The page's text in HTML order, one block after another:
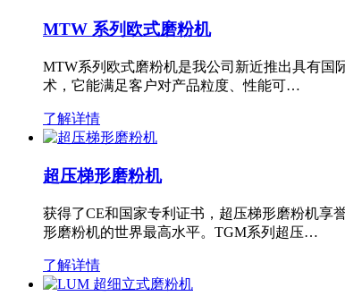
MTW 系列欧式磨粉机
MTW系列欧式磨粉机是我公司新近推出具有
术，它能满足客户对产品粒度、性能可…
了解详情
超压梯形磨粉机
获得了CE和国家专利证书，超压梯形磨粉机享
形磨粉机的世界最高水平。TGM系列超压…
了解详情